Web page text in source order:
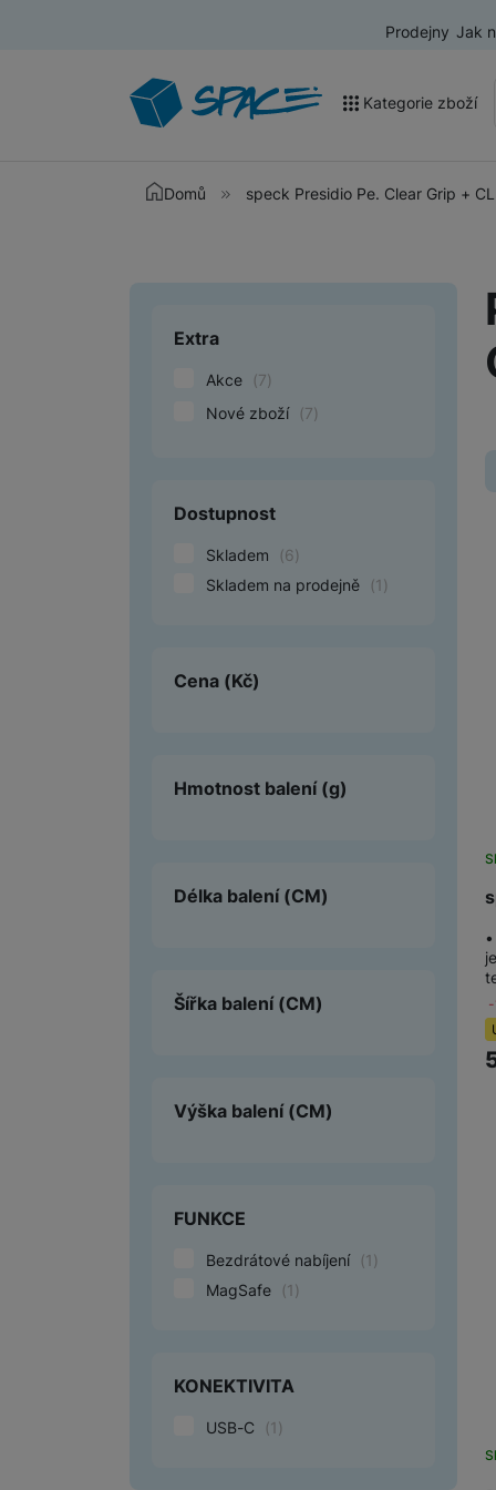
Prodejny Jak
Kategorie zboží
Akce a výprodej
Domácí spotřebiče
Ventilátory
Herní zóna
Dárkové poukázky iSpace
Domů speck Presidio Pe. Clear Grip +
Upřesnit
Extra
Akce (7)
Nové zboží (7)
Dostupnost
Skladem (6)
Skladem na prodejně
(1 )
Cena (Kč)
Hmotnost balení (g)
Délka balení (CM)
Šířka balení (CM)
Výška balení (CM)
FUNKCE
Bezdrátové nabíjení (1 )
MagSafe
(1 )
KONEKTIVITA
USB-C (1 )
-